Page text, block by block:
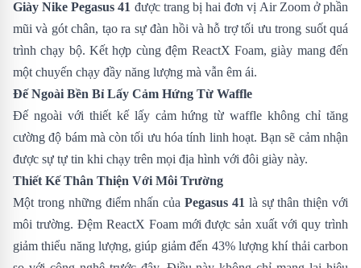
Giày Nike Pegasus 41 được trang bị hai đơn vị Air Zoom ở phần
mũi và gót chân, tạo ra sự đàn hồi và hỗ trợ tối ưu trong suốt quá
trình chạy bộ. Kết hợp cùng đệm ReactX Foam, giày mang đến
một chuyến chạy đầy năng lượng mà vẫn êm ái.
Đế Ngoài Bền Bỉ Lấy Cảm Hứng Từ Waffle
Đế ngoài với thiết kế lấy cảm hứng từ waffle không chỉ tăng
cường độ bám mà còn tối ưu hóa tính linh hoạt. Bạn sẽ cảm nhận
được sự tự tin khi chạy trên mọi địa hình với đôi giày này.
Thiết Kế Thân Thiện Với Môi Trường
Một trong những điểm nhấn của Pegasus 41 là sự thân thiện với
môi trường. Đệm ReactX Foam mới được sản xuất với quy trình
giảm thiểu năng lượng, giúp giảm đến 43% lượng khí thải carbon